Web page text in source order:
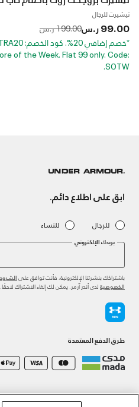
تيشيرت للرجال
99.00 ر.س Price reduced from
199.00 ر.س
to
*خصم إضافي 20%. كود الخصم: EXTRA20
of the Week. Flat 99 only. Code:
SOTW.
ابق على اطلاع دائم.
للرجال للنساء
بريدك الإلكتروني
باشتراكك بنشرتنا الإلكترونية، فأنت توافق على
الخصوصية لدى أندر آرمر. يمكن لك إلغاء الاشتراك لاحقًا.
طرق الدفع المعتمدة
©2026 الحقوق محفوظة لشركة اثلوسيتي ش.ذ.م.م،